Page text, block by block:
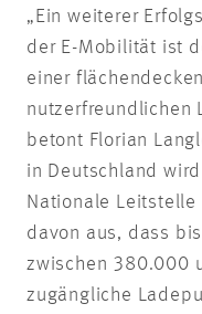
„Ein weiterer
der E-Mobilität ist
einer
nutzerfreundlichen
betont Florian
in Deutschland
Nationale
davon aus, dass
zwischen 380.000
zugängliche